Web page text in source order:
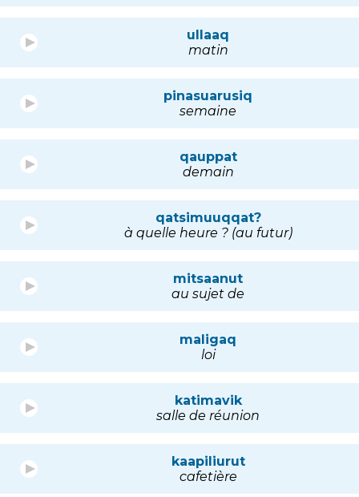
ullaaq
matin
pinasuarusiq
semaine
qauppat
demain
qatsimuuqqat?
à quelle heure ? (au futur)
mitsaanut
au sujet de
maligaq
loi
katimavik
salle de réunion
kaapiliurut
cafetière